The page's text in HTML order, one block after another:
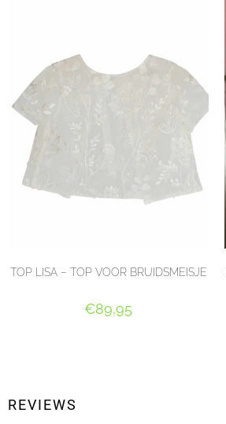
TOP LISA – TOP VOOR BRUIDSMEISJE
€89,95
REVIEWS